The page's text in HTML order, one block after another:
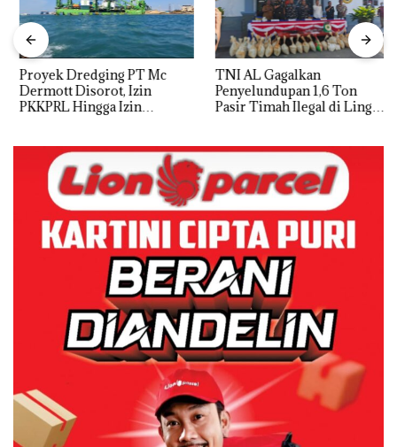
Proyek Dredging PT Mc
Dermott Disorot, Izin
PKKPRL Hingga Izin
TNI AL Gagalkan
Penyelundupan 1,6 Ton
Pasir Timah Ilegal di Lingga,
Diselundupkan ke Malaysia